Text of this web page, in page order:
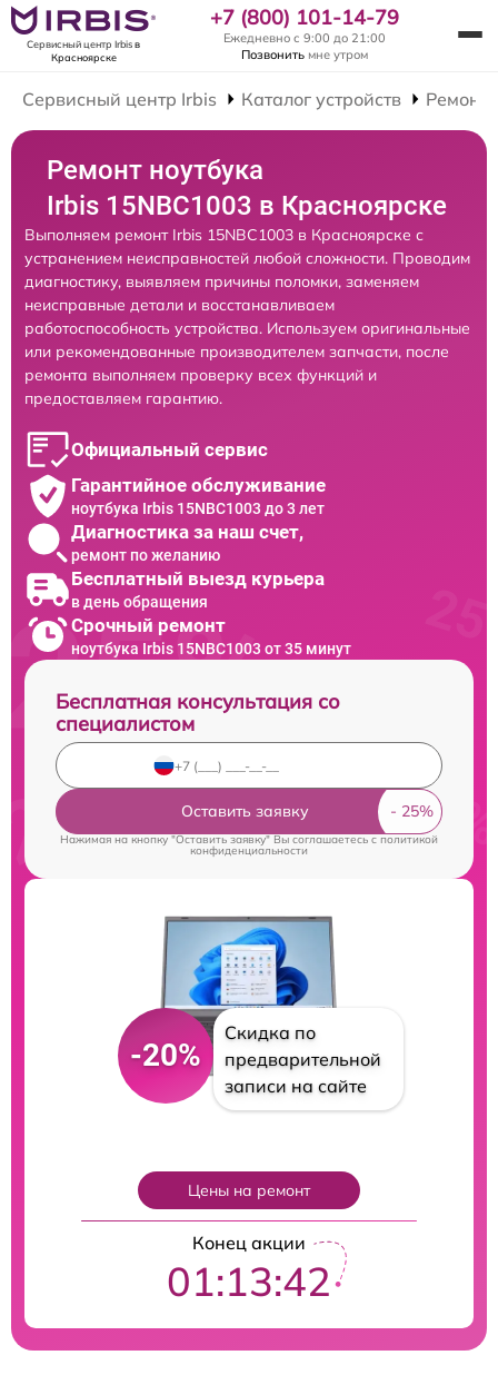
Сервисный центр Irbisв
Красноярске
+7 (800) 101-14-79
Ежедневно с 9:00 до 21:00
Позвонить мне утром
Сервисный центр Irbis Каталог устройств Ремонт
Ремонт ноутбука
Irbis 15NBC1003 в Красноярске
Выполняем ремонт Irbis 15NBC1003 в Красноярске с
устранением неисправностей любой сложности. Проводим
диагностику, выявляем причины поломки, заменяем
неисправные детали и восстанавливаем
работоспособность устройства. Используем оригинальные
или рекомендованные производителем запчасти, после
ремонта выполняем проверку всех функций и
предоставляем гарантию.
Официальный сервис
Гарантийное обслуживание
ноутбука Irbis 15NBC1003 до 3 лет
Диагностика за наш счет,
ремонт по желанию
Бесплатный выезд курьера
в день обращения
Срочный ремонт
ноутбука Irbis 15NBC1003 от 35 минут
Бесплатная консультация со
специалистом
Оставить заявку
Нажимая на кнопку "Оставить заявку" Вы соглашаетесь c политикой
конфиденциальности
-20%
Скидка по
предварительной
записи на сайте
Цены на ремонт
Конец акции
01:13:41